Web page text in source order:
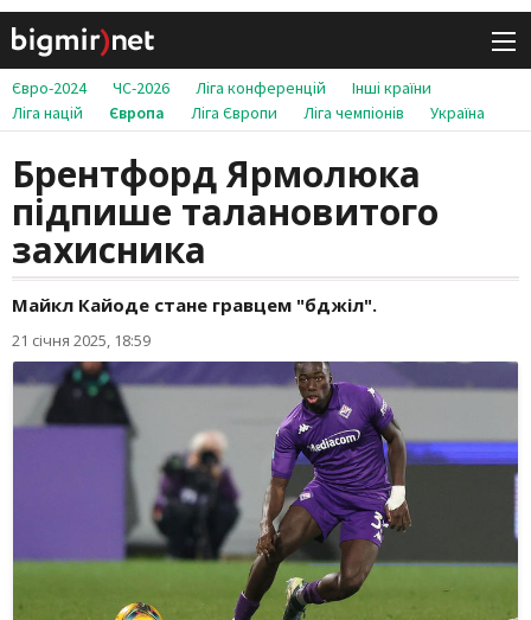
Євро-2024 ЧС-2026 Ліга конференцій
Інші країни
Ліга націй
Європа Ліга Європи Ліга чемпіонів Україна
Брентфорд Ярмолюка
підпише талановитого
захисника
Майкл Кайоде стане гравцем "бджіл".
21 січня 2025, 18:59